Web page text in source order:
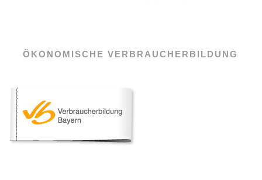
ÖKONOMISCHE VERBRAUCHERBILDUNG